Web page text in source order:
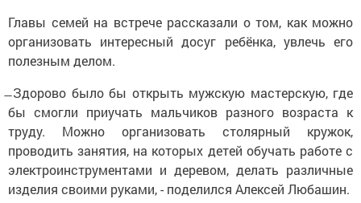
Главы семей на встрече рассказали о том, как можно
организовать интересный досуг ребёнка, увлечь его
полезным делом.
̶ Здорово было бы открыть мужскую мастерскую, где
бы смогли приучать мальчиков разного возраста к
труду. Можно организовать столярный кружок,
проводить занятия, на которых детей обучать работе с
электроинструментами и деревом, делать различные
изделия своими руками, - поделился Алексей Любашин.